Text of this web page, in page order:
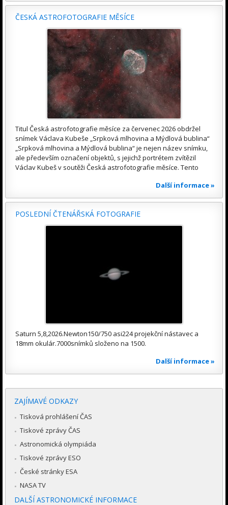
ČESKÁ ASTROFOTOGRAFIE MĚSÍCE
Titul Česká astrofotografie měsíce za červenec 2026 obdržel
snímek Václava Kubeše „Srpková mlhovina a Mýdlová bublina“
„Srpková mlhovina a Mýdlová bublina“ je nejen název snímku,
ale především označení objektů, s jejichž portrétem zvítězil
Václav Kubeš v soutěži Česká astrofotografie měsíce. Tento
Další informace »
POSLEDNÍ ČTENÁŘSKÁ FOTOGRAFIE
Saturn 5,8,2026.Newton150/750 asi224 projekční nástavec a
18mm okulár.7000snímků složeno na 1500.
Další informace »
ZAJÍMAVÉ ODKAZY
Tisková prohlášení ČAS
Tiskové zprávy ČAS
Astronomická olympiáda
Tiskové zprávy ESO
České stránky ESA
NASA TV
DALŠÍ ASTRONOMICKÉ INFORMACE